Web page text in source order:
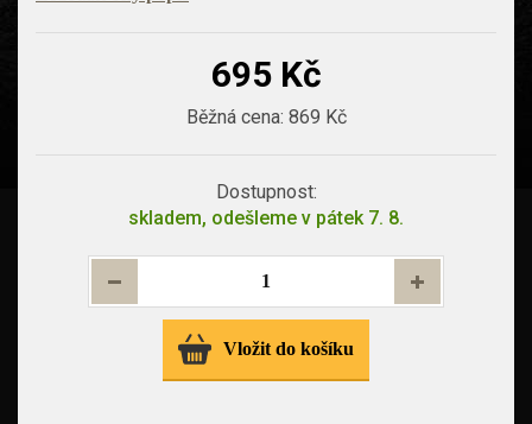
695 Kč
Běžná cena: 869 Kč
Dostupnost:
skladem, odešleme v pátek 7. 8.
Vložit do košíku